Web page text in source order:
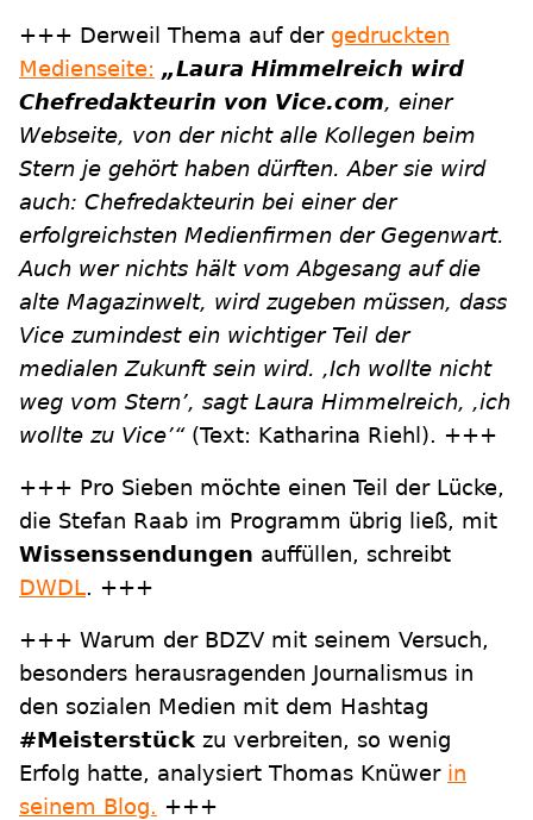
+++ Derweil Thema auf der gedruckten
Medienseite: „Laura Himmelreich wird
Chefredakteurin von Vice.com, einer
Webseite, von der nicht alle Kollegen beim
Stern je gehört haben dürften. Aber sie wird
auch: Chefredakteurin bei einer der
erfolgreichsten Medienfirmen der Gegenwart.
Auch wer nichts hält vom Abgesang auf die
alte Magazinwelt, wird zugeben müssen, dass
Vice zumindest ein wichtiger Teil der
medialen Zukunft sein wird. ,Ich wollte nicht
weg vom Stern’, sagt Laura Himmelreich, ,ich
wollte zu Vice’“(Text: Katharina Riehl). +++
+++ Pro Sieben möchte einen Teil der Lücke,
die Stefan Raab im Programm übrig ließ, mit
Wissenssendungen auffüllen, schreibt
DWDL. +++
+++ Warum der BDZV mit seinem Versuch,
besonders herausragenden Journalismus in
den sozialen Medien mit dem Hashtag
#Meisterstück zu verbreiten, so wenig
Erfolg hatte, analysiert Thomas Knüwer in
seinem Blog. +++